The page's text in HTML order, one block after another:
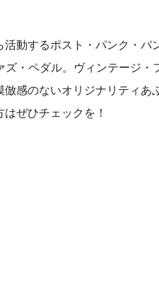
動するポスト・パンク・バ
ズ・ペダル。ヴィンテージ・
感のないオリジナリティあ
ぜひチェックを！